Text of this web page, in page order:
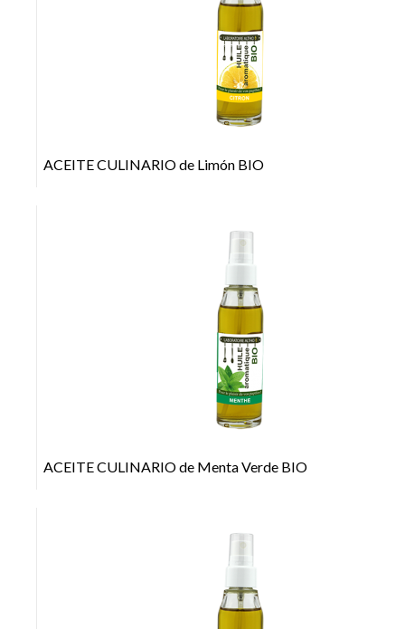
ACEITE CULINARIO de Limón BIO
+
ACEITE CULINARIO de Menta Verde BIO
+